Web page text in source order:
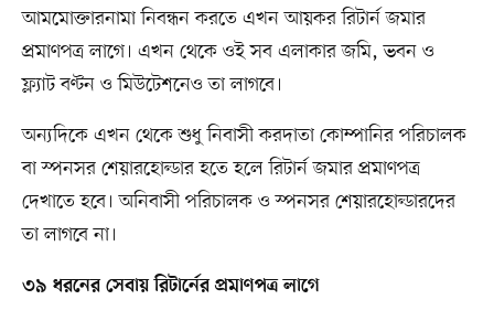
আমমোক্তারনামা নিবন্ধন করতে এখন আয়কর রিটার্ন জমার
প্রমাণপত্র লাগে। এখন থেকে ওই সব এলাকার জমি, ভবন ও
ফ্ল্যাট বণ্টন ও মিউটেশনেও তা লাগবে।
অন্যদিকে এখন থেকে শুধু নিবাসী করদাতা কোম্পানির পরিচালক
বা স্পনসর শেয়ারহোল্ডার হতে হলে রিটার্ন জমার প্রমাণপত্র
দেখাতে হবে। অনিবাসী পরিচালক ও স্পনসর শেয়ারহোল্ডারদের
তা লাগবে না।
৩৯ ধরনের সেবায় রিটার্নের প্রমাণপত্র লাগে